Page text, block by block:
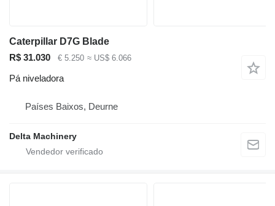
Caterpillar D7G Blade
R$ 31.030
€ 5.250 ≈ US$ 6.066
Pá niveladora
Países Baixos, Deurne
Delta Machinery